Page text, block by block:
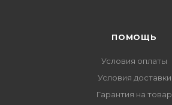
ПОМОЩЬ
Условия оплаты
Условия доставки
Гарантия на товар